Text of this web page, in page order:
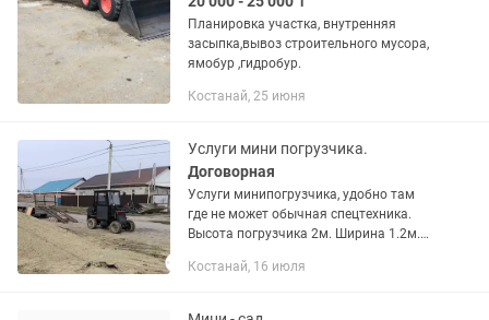
Планировка участка, внутренняя
засыпка,вывоз строительного мусора,
ямобур ,гидробур.
Костанай, 25 июня
Услуги мини погрузчика.
Договорная
Услуги минипогрузчика, удобно там
где не может обычная спецтехника.
Высота погрузчика 2м. Ширина 1.2м.
погрузчик с переломной рамой не
Костанай, 16 июля